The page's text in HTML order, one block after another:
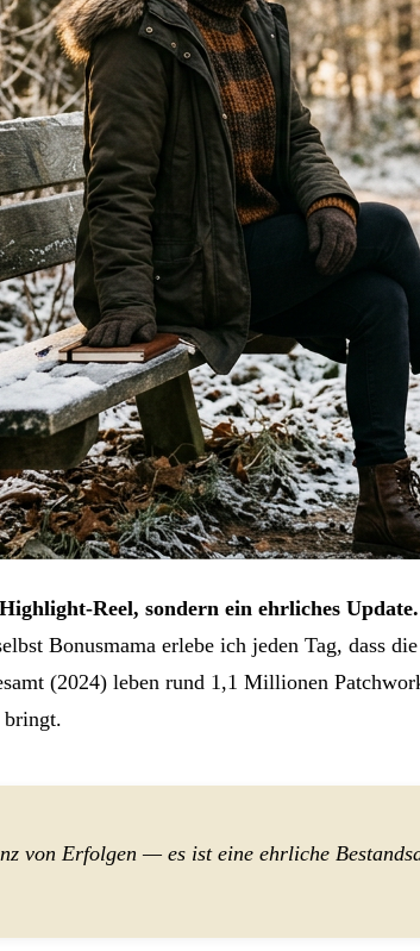
Reel, sondern ein ehrliches Update.
Bonusmama erlebe ich jeden Tag, dass
(2024) leben rund 1,1 Millionen
bringt.
von Erfolgen — es ist eine ehrliche